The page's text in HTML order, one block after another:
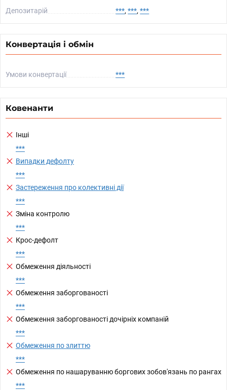
Депозитарій
***, ***, ***
Конвертація і обмін
Умови конвертації ***
Ковенанти
Інші
***
Випадки дефолту
***
Застереження про колективні дії
***
Зміна контролю
***
Крос-дефолт
***
Обмеження діяльності
***
Обмеження заборгованості
***
Обмеження заборгованості дочірніх компаній
***
Обмеження по злиттю
***
Обмеження по нашаруванню боргових зобов'язань по рангах
***